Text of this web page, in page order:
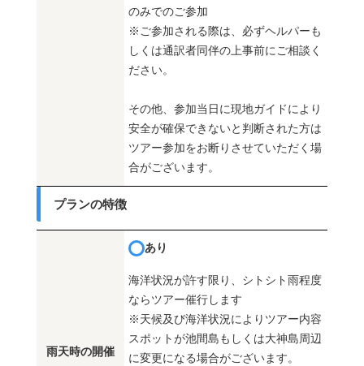
のみでのご参加
※ご参加される際は、必ずヘルパーも
しくは通訳者同伴の上事前にご相談く
ださい。
その他、参加当日に現地ガイドにより
安全が確保できないと判断された方は
ツアー参加をお断りさせていただく場
合がございます。
プランの特徴
雨天時の開催
あり
海洋状況が許す限り、シトシト雨程度
ならツアー催行します
※天候及び海洋状況によりツアー内容
スポットが池間島もしくは大神島周辺
に変更になる場合がございます。